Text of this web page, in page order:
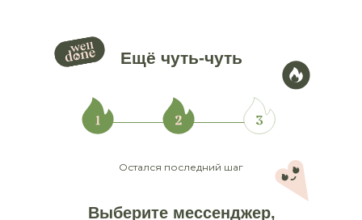
Ещё чуть-чуть
Остался последний шаг
Выберите мессенджер,